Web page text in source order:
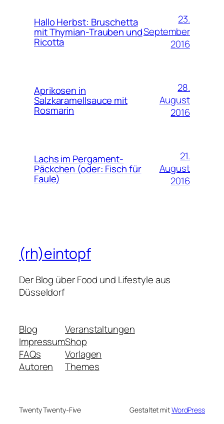
Hallo Herbst: Bruschetta
mit Thymian-Trauben und
Ricotta
23.
September
2016
Aprikosen in
Salzkaramellsauce mit
Rosmarin
28.
August
2016
Lachs im Pergament-
Päckchen (oder: Fisch für
Faule)
21.
August
2016
(rh)eintopf
Der Blog über Food und Lifestyle aus
Düsseldorf
Blog
Impressum
FAQs
Autoren
Veranstaltungen
Shop
Vorlagen
Themes
Twenty Twenty-Five Gestaltet mitWordPress